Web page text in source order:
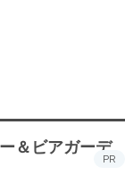
＆ビアガーデ
PR